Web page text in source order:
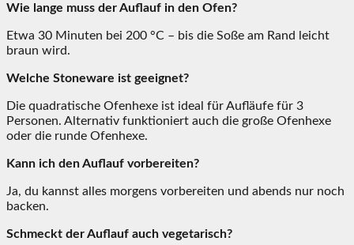
Wie lange muss der Auflauf in den Ofen?
Etwa 30 Minuten bei 200 °C – bis die Soße am Rand leicht
braun wird.
Welche Stoneware ist geeignet?
Die quadratische Ofenhexe ist ideal für Aufläufe für 3
Personen. Alternativ funktioniert auch die große Ofenhexe
oder die runde Ofenhexe.
Kann ich den Auflauf vorbereiten?
Ja, du kannst alles morgens vorbereiten und abends nur noch
backen.
Schmeckt der Auflauf auch vegetarisch?